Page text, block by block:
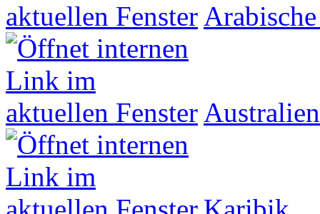
Australien